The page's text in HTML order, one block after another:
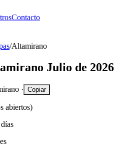
Contacto
/Altamirano
Julio de 2026
· Copiar
abiertos)